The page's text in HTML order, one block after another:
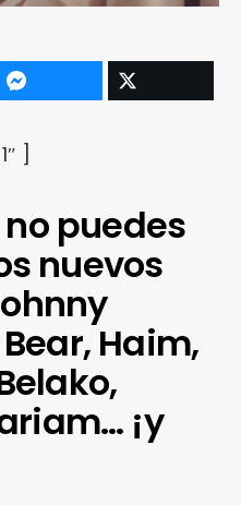
]
puedes
nuevos
Haim,
¡y